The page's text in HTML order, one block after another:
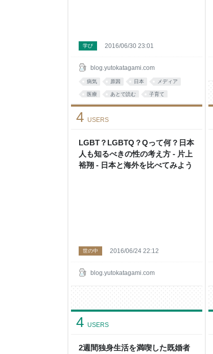
blog.yutokatagami.com
学び 2016/06/30 23:01
病気 原因 日本 メディア
医療 あとで読む 子育て
考え方 アレルギー アレ
LGBT？LGBTQ？Qって何？日本
人も知るべきの性の考え方 - 片上
裕翔 - 日本と海外を比べてみよう
4 USERS
blog.yutokatagami.com
世の中 2016/06/24 22:12
2週間独身生活を満喫した既婚者
4 USERS